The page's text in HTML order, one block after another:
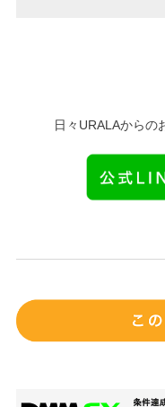
日々URALAからの